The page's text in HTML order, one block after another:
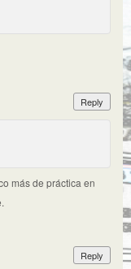
Reply
más de práctica en
Reply